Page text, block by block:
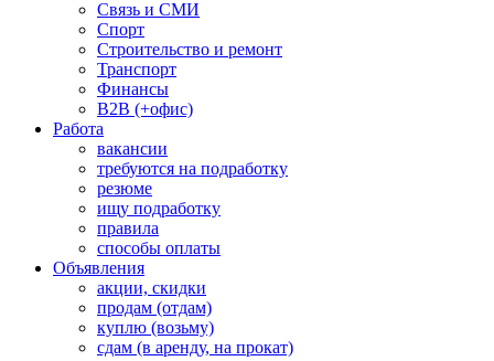
Связь и СМИ
Спорт
Строительство и ремонт
Транспорт
Финансы
B2B (+офис)
Работа
вакансии
требуются на подработку
резюме
ищу подработку
правила
способы оплаты
Объявления
акции, скидки
продам (отдам)
куплю (возьму)
сдам (в аренду, на прокат)